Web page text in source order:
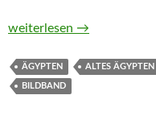
5000 Jahre Ägypten: Das
weiterlesen →
ÄGYPTEN ALTES ÄGYPTEN
BILDBAND